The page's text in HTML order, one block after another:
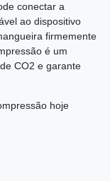
conectar a
ao dispositivo
firmemente
é um
CO2 e garante
hoje